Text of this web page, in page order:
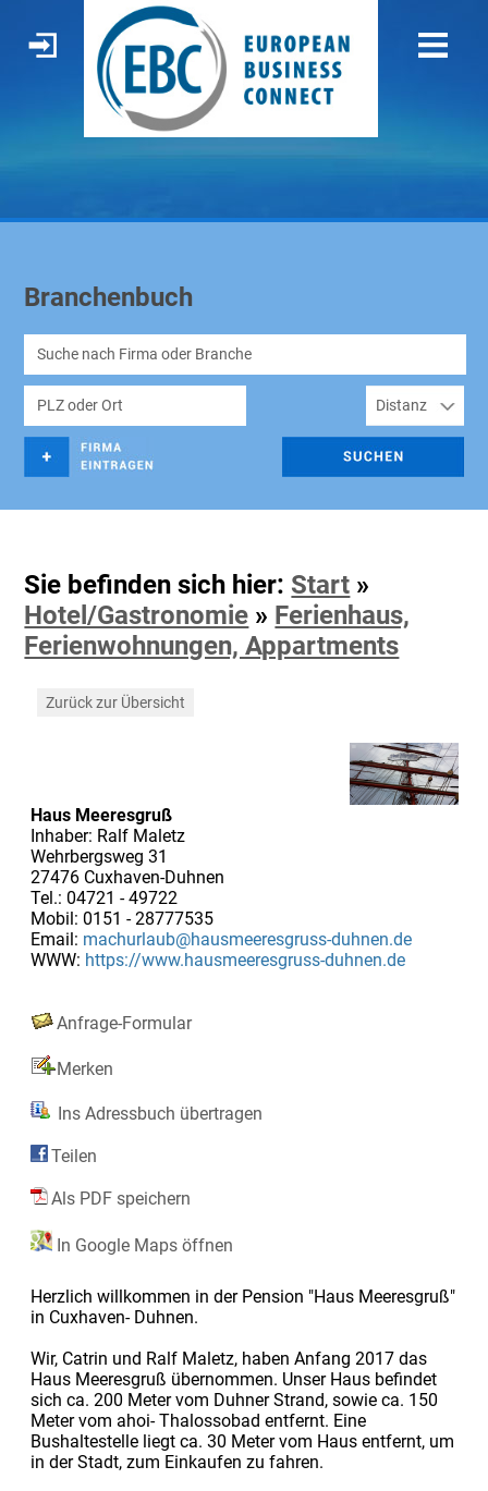
Branchenbuch
Sie befinden sich hier: Start »
Hotel/Gastronomie » Ferienhaus,
Ferienwohnungen, Appartments
Zurück zur Übersicht
Haus Meeresgruß
Inhaber: Ralf Maletz
Wehrbergsweg 31
27476 Cuxhaven-Duhnen
Tel.: 04721 - 49722
Mobil: 0151 - 28777535
Email: machurlaub@hausmeeresgruss-duhnen.de
WWW: https://www.hausmeeresgruss-duhnen.de
Anfrage-Formular
Merken
Ins Adressbuch übertragen
Teilen
Als PDF speichern
In Google Maps öffnen
Herzlich willkommen in der Pension "Haus Meeresgruß"
in Cuxhaven- Duhnen.
Wir, Catrin und Ralf Maletz, haben Anfang 2017 das
Haus Meeresgruß übernommen. Unser Haus befindet
sich ca. 200 Meter vom Duhner Strand, sowie ca. 150
Meter vom ahoi- Thalossobad entfernt. Eine
Bushaltestelle liegt ca. 30 Meter vom Haus entfernt, um
in der Stadt, zum Einkaufen zu fahren.